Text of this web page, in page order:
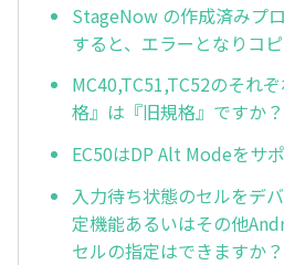
StageNow の作成済みプ
すると、エラーとなりコ
MC40,TC51,TC52のそれ
格』は『旧規格』ですか
EC50はDP Alt Modeをサ
入力待ち状態のセルをデ
定機能あるいはその他
セルの指定はできますか？